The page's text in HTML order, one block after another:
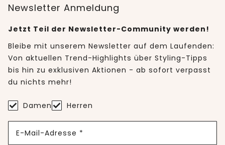
Newsletter Anmeldung
Jetzt Teil der Newsletter-Community werden!
Bleibe mit unserem Newsletter auf dem Laufenden:
Von aktuellen Trend-Highlights über Styling-Tipps
bis hin zu exklusiven Aktionen - ab sofort verpasst
du nichts mehr!
Damen Herren
E-Mail-Adresse *